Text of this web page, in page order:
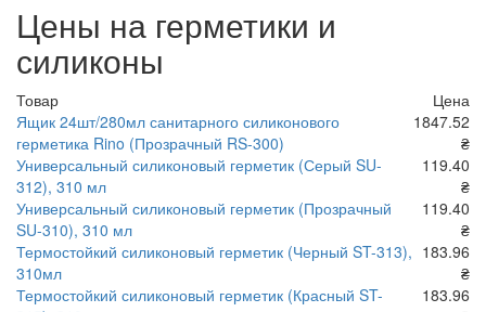
Цены на герметики и
силиконы
Товар
Цена
Ящик 24шт/280мл санитарного силиконового
герметика Rino (Прозрачный RS-300)
1847.52
₴
Универсальный силиконовый герметик (Серый SU-
312), 310 мл
119.40
₴
Универсальный силиконовый герметик (Прозрачный
SU-310), 310 мл
119.40
₴
Термостойкий силиконовый герметик (Черный ST-313),
310мл
183.96
₴
Термостойкий силиконовый герметик (Красный ST-
183.96